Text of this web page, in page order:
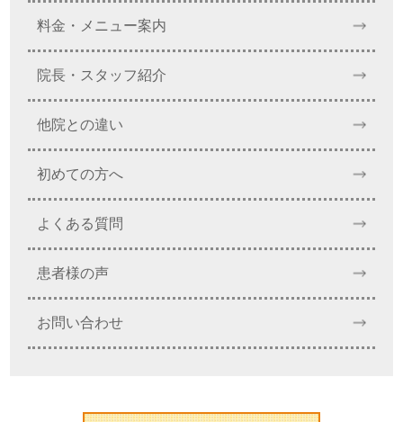
料金・メニュー案内
院長・スタッフ紹介
他院との違い
初めての方へ
よくある質問
患者様の声
お問い合わせ